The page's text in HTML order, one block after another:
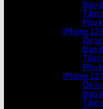
Bao
Tấm
Phụ
iPhone 12
Ốp
Bao
Tấm
Phụ
iPhone 12
Ốp
Bao
Tấm